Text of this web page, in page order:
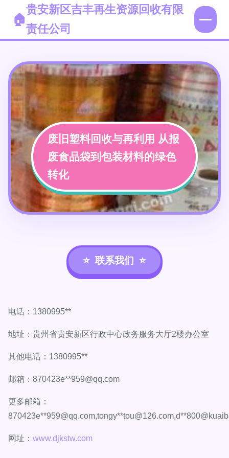
贵安新区吉丰再生资源回收有限
责任公司
废旧塑料回收与再利用 从报
废食品袋到包装材料的绿色
转化
联系我们
电话：1380995**
地址：贵州省贵安新区行政中心政务服务大厅2楼办公室
其他电话：1380995**
邮箱：870423e**959@qq.com
更多邮箱：
870423e**959@qq.com,tongy**tou@126.com,d**
网址： www.djkstw.com